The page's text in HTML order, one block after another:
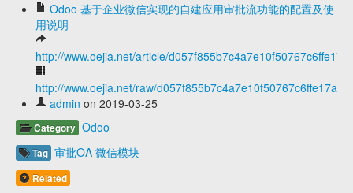
Odoo 基于企业微信实现的自建应用审批流功能的配置及使
用说明
http://www.oejia.net/article/
http://www.oejia.net/raw/d057f855b7c4a7e10f50767c6ffe17a6
admin on 2019-03-25
Category Odoo
Tag 审批OA 微信模块
Related